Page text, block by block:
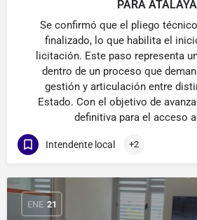
PARA ATALAYA
Se confirmó que el pliego
finalizado, lo que habilita el
licitación. Este paso representa
dentro de un proceso que
gestión y articulación entre
Estado. Con el objetivo de
definitiva para el acceso
Intendente local +2
ENE 21